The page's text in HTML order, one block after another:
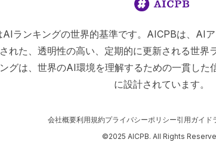
AIランキングの世界的基準です。AICPBは、AI
れた、透明性の高い、定期的に更新される世界
グは、世界のAI環境を理解するための一貫した
に設計されています。
会社概要利用規約プライバシーポリシー引用ガイド
©2025 AICPB. All Rights